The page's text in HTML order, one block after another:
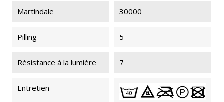
Martindale 30000
Pilling 5
Résistance à la lumière 7
Entretien